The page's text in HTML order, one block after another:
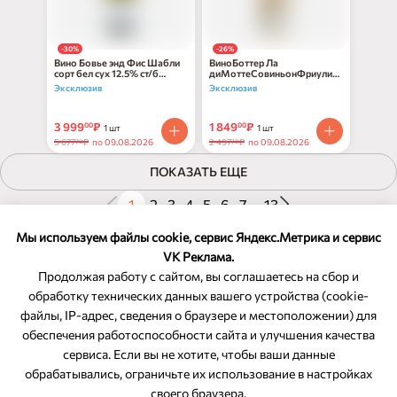
Мы используем файлы cookie, сервис Яндекс.Метрика и сервис
VK Реклама.
Продолжая работу с сайтом, вы соглашаетесь на сбор и
обработку технических данных вашего устройства (cookie-
файлы, IP-адрес, сведения о браузере и местоположении) для
обеспечения работоспособности сайта и улучшения качества
сервиса. Если вы не хотите, чтобы ваши данные
обрабатывались, ограничьте их использование в настройках
своего браузера.
-30%
Вино Бовье энд Фис Шабли
сорт бел сух 12.5% ст/б
0,75л
Эксклюзив
3 99900₽ 1 шт
5 67770₽ по 09.08.2026
-26%
ВиноБоттер Ла
диМоттеСовиньонФриули
Граве ДОК бел п/сух11.5-
12%ст/б0,75
Эксклюзив
1 84900₽ 1 шт
2 49770₽ по 09.08.2026
ПОКАЗАТЬ ЕЩЕ
1 2 3 4 5 6 7 ...13
ОБРАТНАЯ СВЯЗЬ
8-800-350-46-10
Служба поддержки